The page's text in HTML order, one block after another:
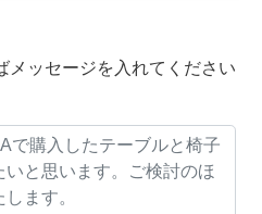
メッセージを入れてください